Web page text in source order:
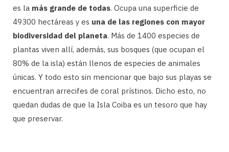
es la más grande de todas. Ocupa una superficie de
49300 hectáreas y es una de las regiones con mayor
biodiversidad del planeta. Más de 1400 especies de
plantas viven allí, además, sus bosques (que ocupan el
80% de la isla) están llenos de especies de animales
únicas. Y todo esto sin mencionar que bajo sus playas se
encuentran arrecifes de coral prístinos. Dicho esto, no
quedan dudas de que la Isla Coiba es un tesoro que hay
que preservar.